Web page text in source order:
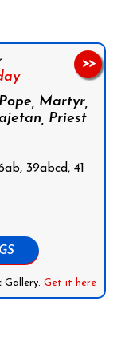
Martyr,
Priest
39abcd, 41
Get it here
>>